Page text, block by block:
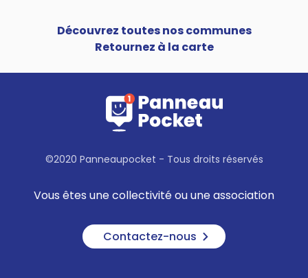
Découvrez toutes nos communes
Retournez à la carte
©2020 Panneaupocket - Tous droits réservés
Vous êtes une collectivité ou une association
Contactez-nous